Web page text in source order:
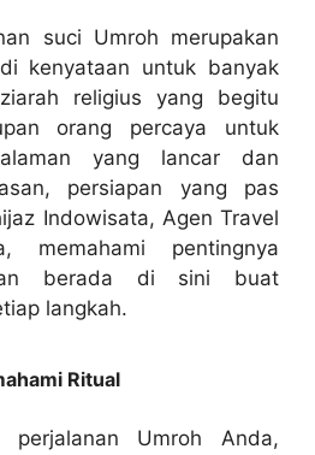
suci Umroh merupakan
kenyataan untuk banyak
religius yang begitu
orang percaya untuk
yang lancar dan
persiapan yang pas
Indowisata, Agen Travel
memahami pentingnya
berada di sini buat
langkah.
Ritual
perjalanan Umroh Anda,